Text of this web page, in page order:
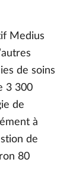
Medius
de soins
3 300
de
à
de
80